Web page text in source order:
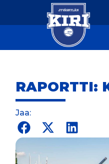
RAPORTTI:
Jaa: